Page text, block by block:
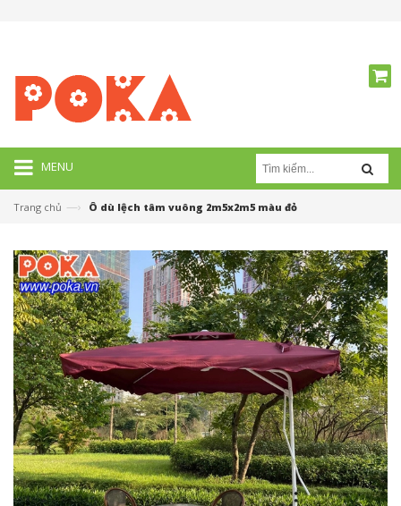
MENU
Trang chủ —› Ô dù lệch tâm vuông 2m5x2m5 màu đỏ